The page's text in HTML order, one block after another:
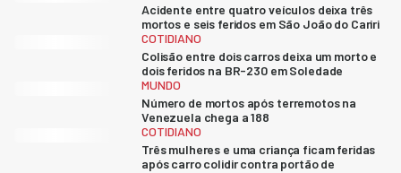
Acidente entre quatro veículos deixa três
mortos e seis feridos em São João do Cariri
COTIDIANO
Colisão entre dois carros deixa um morto e
dois feridos na BR-230 em Soledade
MUNDO
Número de mortos após terremotos na
Venezuela chega a 188
COTIDIANO
Três mulheres e uma criança ficam feridas
após carro colidir contra portão de